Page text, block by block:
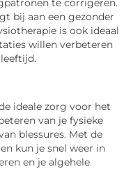
te corrigeren.
bij aan een gezonder
is ook ideaal
willen verbeteren
ideale zorg voor het
van je fysieke
blessures. Met de
kun je snel weer in
en je algehele